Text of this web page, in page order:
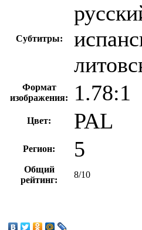
Субтитры:
Формат
изображения:
1.78:1
Цвет: PAL
Регион: 5
Общий
рейтинг:
8/10